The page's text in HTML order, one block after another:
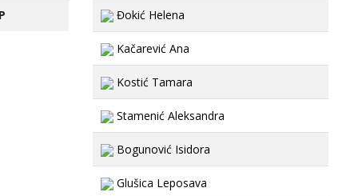
Đokić Helena
Kačarević Ana
Kostić Tamara
Stamenić Aleksandra
Bogunović Isidora
Glušica Leposava